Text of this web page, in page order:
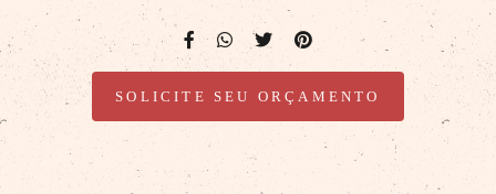
SOLICITE SEU ORÇAMENTO